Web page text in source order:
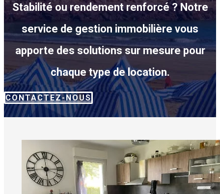
Stabilité ou rendement renforcé ? Notre
service de gestion immobilière vous
apporte des solutions sur mesure pour
chaque type de location.
CONTACTEZ-NOUS